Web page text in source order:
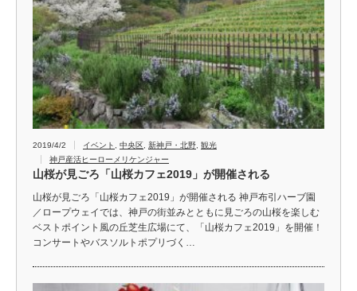
2019/4/2 イベント 中央区 新神戸・北野 観光
神戸産活ヒーローメリケンジャー
山桜が見ごろ「山桜カフェ2019」が開催される
山桜が見ごろ「山桜カフェ2019」が開催される 神戸布引ハーブ園
／ロープウェイでは、神戸の街並みとともに見ごろの山桜を楽しむ
ベストポイント風の丘芝生広場にて、「山桜カフェ2019」を開催！
コンサートやバスソルトポプリづく…